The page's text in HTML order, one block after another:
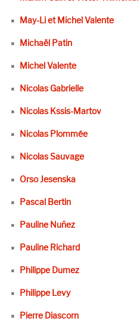
May-Li et Michel Valente
Michaël Patin
Michel Valente
Nicolas Gabrielle
Nicolas Kssis-Martov
Nicolas Plommée
Nicolas Sauvage
Orso Jesenska
Pascal Bertin
Pauline Nuñez
Pauline Richard
Philippe Dumez
Philippe Levy
Pierre Diascorn